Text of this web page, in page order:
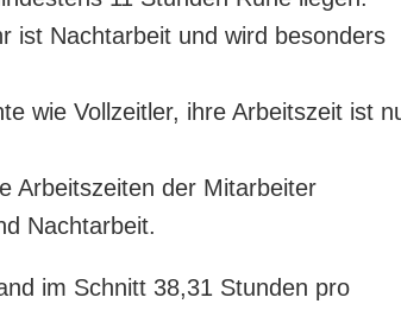
ist Nachtarbeit und wird besonders
wie Vollzeitler, ihre Arbeitszeit ist
Arbeitszeiten der Mitarbeiter
Nachtarbeit.
im Schnitt 38,31 Stunden pro